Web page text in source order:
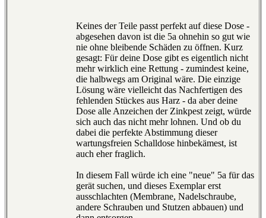
Keines der Teile passt perfekt auf diese Dose -
abgesehen davon ist die 5a ohnehin so gut wie
nie ohne bleibende Schäden zu öffnen. Kurz
gesagt: Für deine Dose gibt es eigentlich nicht
mehr wirklich eine Rettung - zumindest keine,
die halbwegs am Original wäre. Die einzige
Lösung wäre vielleicht das Nachfertigen des
fehlenden Stückes aus Harz - da aber deine
Dose alle Anzeichen der Zinkpest zeigt, würde
sich auch das nicht mehr lohnen. Und ob du
dabei die perfekte Abstimmung dieser
wartungsfreien Schalldose hinbekämest, ist
auch eher fraglich.
In diesem Fall würde ich eine "neue" 5a für das
gerät suchen, und dieses Exemplar erst
ausschlachten (Membrane, Nadelschraube,
andere Schrauben und Stutzen abbauen) und